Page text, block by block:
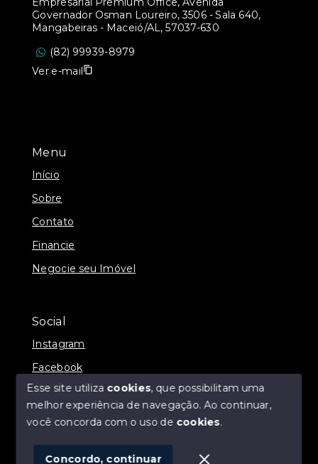
Menu
Início
Sobre
Contato
Financie
Negocie seu Imóvel
Social
Instagram
Facebook
© Copyright 2026 - ALEXANDRE LINS IMÓVEIS -
SITE PARA IMOBILIARIA
Governador Osman Loureiro, 3506 - Sala 640,
Mangabeiras - Maceió/AL, 57037-630
(82) 99939-8979
Ver e-mail
Esse site utiliza cookies, que possibilitam uma
melhor experiência de navegação.Ao continuar,
você concorda com o uso de cookies.
Concordo, continuar